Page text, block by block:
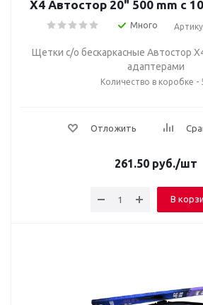
Х4 Автостор 20" 500 mm c
Много
Щетки с/о бескаркасные Автостор
адаптерами
Количество в коробке -
Отложить
261.50 руб./шт
В